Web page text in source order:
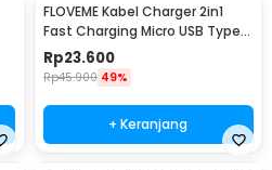
FLOVEME Kabel Charger 2in1
Fast Charging Micro USB Type
C 14W 1.2M - B00626
Rp23.600
Rp45.900 49%
+ Keranjang